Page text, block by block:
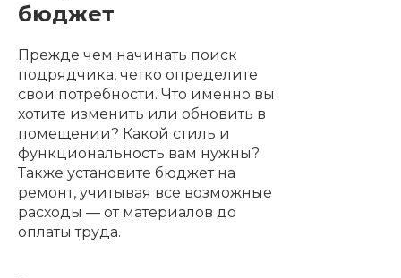
бюджет
Прежде чем начинать поиск
подрядчика, четко определите
свои потребности. Что именно вы
хотите изменить или обновить в
помещении? Какой стиль и
функциональность вам нужны?
Также установите бюджет на
ремонт, учитывая все возможные
расходы — от материалов до
оплаты труда.